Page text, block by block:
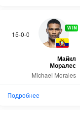
15-0-0
WIN
Майкл
Моралес
Michael Morales
Подробнее